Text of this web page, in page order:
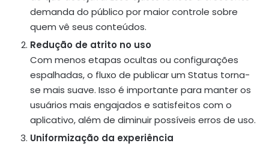
demanda do público por maior controle sobre
quem vê seus conteúdos.
Redução de atrito no uso
Com menos etapas ocultas ou configurações
espalhadas, o fluxo de publicar um Status torna-
se mais suave. Isso é importante para manter os
usuários mais engajados e satisfeitos com o
aplicativo, além de diminuir possíveis erros de uso.
Uniformização da experiência